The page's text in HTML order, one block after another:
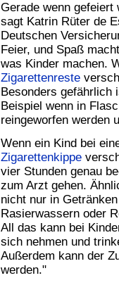
Gerade wenn
sagt Katrin Rüter de
Deutschen
Feier, und Spaß
was Kinder machen.
Zigarettenreste
Besonders gefährlich
Beispiel wenn in
reingeworfen werden
Wenn ein Kind bei
Zigarettenkippe
vier Stunden genau
zum Arzt gehen.
nicht nur in
Rasierwassern oder
All das kann bei
sich nehmen und
Außerdem kann der
werden."